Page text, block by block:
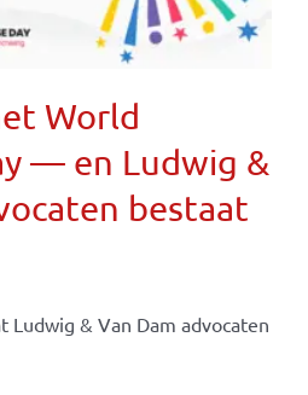
World
— en Ludwig &
bestaat
Ludwig & Van Dam advocaten